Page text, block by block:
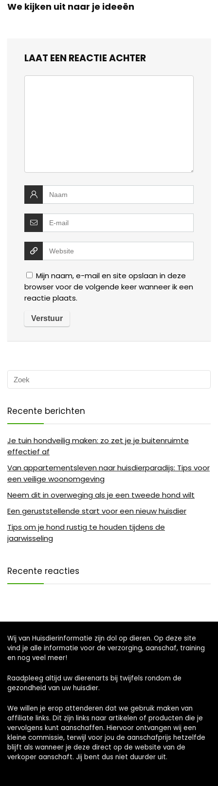
We kijken uit naar je ideeën
LAAT EEN REACTIE ACHTER
Mijn naam, e-mail en site opslaan in deze
browser voor de volgende keer wanneer ik een
reactie plaats.
Recente berichten
Je tuin hondveilig maken: zo zet je je buitenruimte
effectief af
Van appartementsleven naar huisdierparadijs: Tips voor
een veilige woonomgeving
Neem dit in overweging als je een tweede hond wilt
Een geruststellende start voor een nieuw huisdier
Tips om je hond rustig te houden tijdens de
jaarwisseling
Recente reacties
Wij van Huisdierinformatie zijn dol op dieren. Op deze site
vind je alle informatie voor de verzorging, aanschaf, training
en nog veel meer!
Raadpleeg altijd uw dierenarts bij twijfels rondom de
gezondheid van uw huisdier.
We willen je erop attenderen dat we gebruik maken van
affiliate links. Dit zijn links naar artikelen of producten die je
vervolgens kunt aanschaffen. Hiervoor ontvangen wij een
kleine commissie, terwijl voor jou de aanschafprijs hetzelfde
blijft als wanneer je deze direct op de website van de
verkoper aanschaft. Jij bent dus niet duurder uit.